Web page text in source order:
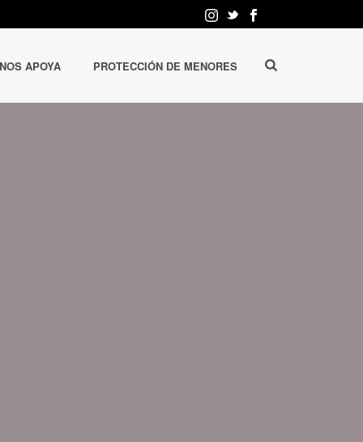
APOYA PROTECCIÓN DE MENORES